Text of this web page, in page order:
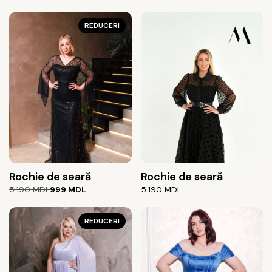
REDUCERI
Rochie de seară
5.190MDL
Prețul
a
fost:
5.190 MDL.
999 MDL
Prețul
este:
999 MDL.
Rochie de seară
5.190 MDL
REDUCERI